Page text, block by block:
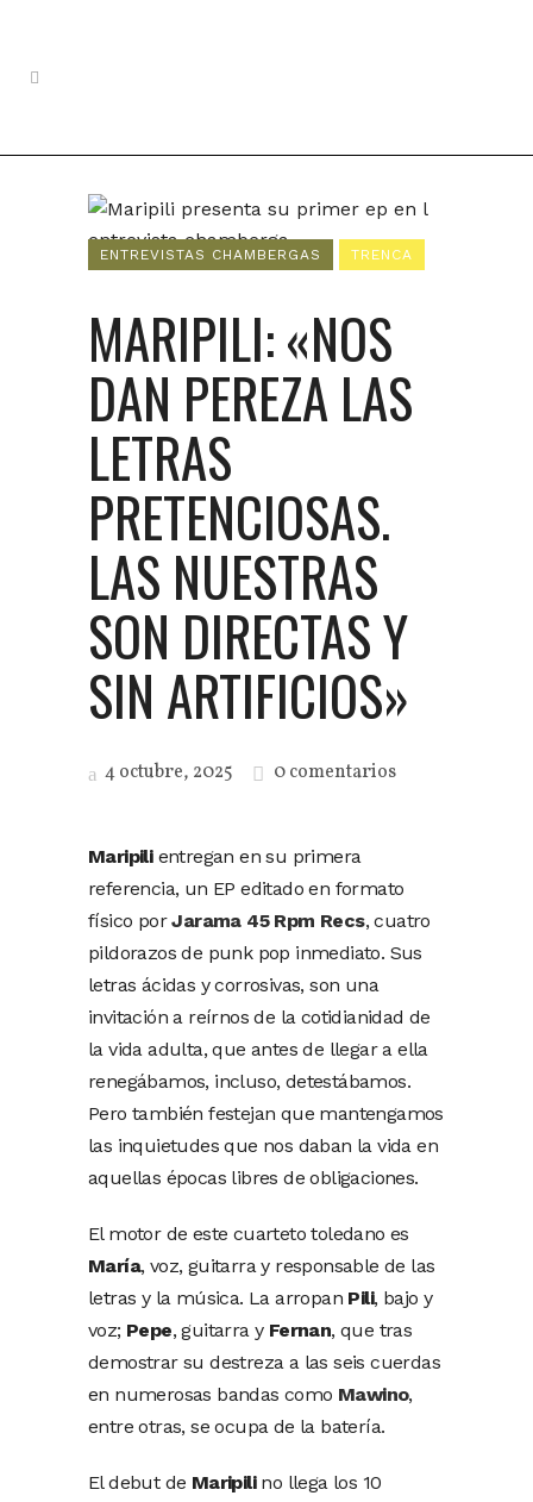
ENTREVISTAS CHAMBERGAS TRENCA
MARIPILI: «NOS
DAN PEREZA LAS
LETRAS
PRETENCIOSAS.
LAS NUESTRAS
SON DIRECTAS Y
SIN ARTIFICIOS»
4 octubre, 2025 0 comentarios
Maripilientregan en su primera
referencia, un EP editado en formato
físico porJarama 45 Rpm Recs, cuatro
pildorazos de punk pop inmediato. Sus
letras ácidas y corrosivas, son una
invitación a reírnos de la cotidianidad de
la vida adulta, que antes de llegar a ella
renegábamos, incluso, detestábamos.
Pero también festejan que mantengamos
las inquietudes que nos daban la vida en
aquellas épocas libres de obligaciones.
El motor de este cuarteto toledano es
María, voz, guitarra y responsable de las
letras y la música. La arropan Pili, bajo y
voz; Pepe, guitarra y Fernan, que tras
demostrar su destreza a las seis cuerdas
en numerosas bandas como Mawino,
entre otras, se ocupa de la batería.
El debut de Maripili no llega los 10